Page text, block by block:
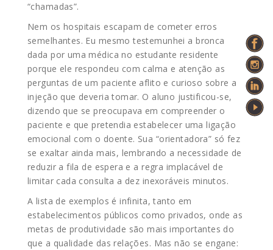
“chamadas”.
Nem os hospitais escapam de cometer erros
semelhantes. Eu mesmo testemunhei a bronca
dada por uma médica no estudante residente
porque ele respondeu com calma e atenção as
perguntas de um paciente aflito e curioso sobre a
injeção que deveria tomar. O aluno justificou-se,
dizendo que se preocupava em compreender o
paciente e que pretendia estabelecer uma ligação
emocional com o doente. Sua “orientadora” só fez
se exaltar ainda mais, lembrando a necessidade de
reduzir a fila de espera e a regra implacável de
limitar cada consulta a dez inexoráveis minutos.
A lista de exemplos é infinita, tanto em
estabelecimentos públicos como privados, onde as
metas de produtividade são mais importantes do
que a qualidade das relações. Mas não se engane: